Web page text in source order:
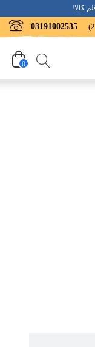
03191002535
0